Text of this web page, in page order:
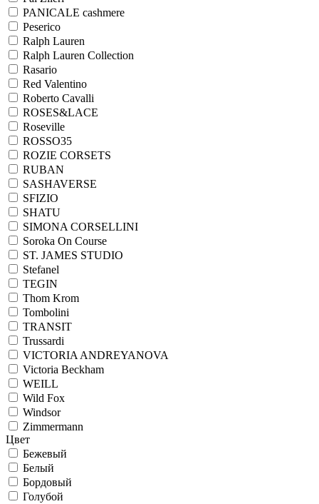
PANICALE cashmere
Peserico
Ralph Lauren
Ralph Lаuren Collection
Rasario
Red Valentino
Roberto Cavalli
ROSES&LACE
Roseville
ROSSO35
ROZIE CORSETS
RUBAN
SASHAVERSE
SFIZIO
SHATU
SIMONA CORSELLINI
Soroka On Course
ST. JAMES STUDIO
Stefanel
TEGIN
Thom Krom
Tombolini
TRANSIT
Trussardi
VICTORIA ANDREYANOVA
Victoria Beckham
WEILL
Wild Fox
Windsor
Zimmermann
Цвет
Бежевый
Белый
Бордовый
Голубой